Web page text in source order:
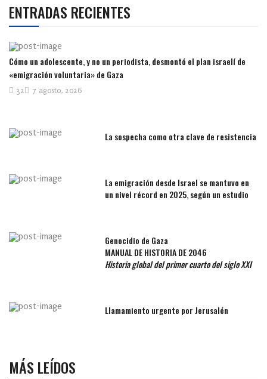
ENTRADAS RECIENTES
Cómo un adolescente, y no un periodista, desmontó el plan israelí de
«emigración voluntaria» de Gaza
7 agosto, 2026
32
La sospecha como otra clave de resistencia
La emigración desde Israel se mantuvo en
un nivel récord en 2025, según un estudio
Genocidio de Gaza
MANUAL DE HISTORIA DE 2046
Historia global del primer cuarto del siglo XXI
Llamamiento urgente por Jerusalén
MÁS LEÍDOS